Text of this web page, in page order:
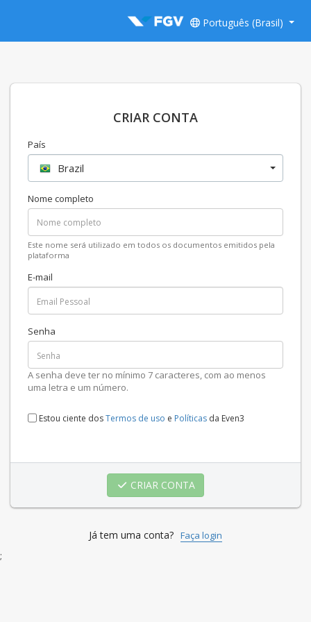
Português (Brasil)
CRIAR CONTA
País
Brazil
Nome completo
Este nome será utilizado em todos os documentos emitidos pela
plataforma
E-mail
Senha
A senha deve ter no mínimo 7 caracteres, com ao menos
uma letra e um número.
Estou ciente dosTermos de uso e Políticas da Even3
CRIAR CONTA
Já tem uma conta? Faça login
;